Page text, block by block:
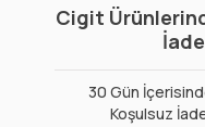
Cigit
İade
30 Gün
Koşulsuz